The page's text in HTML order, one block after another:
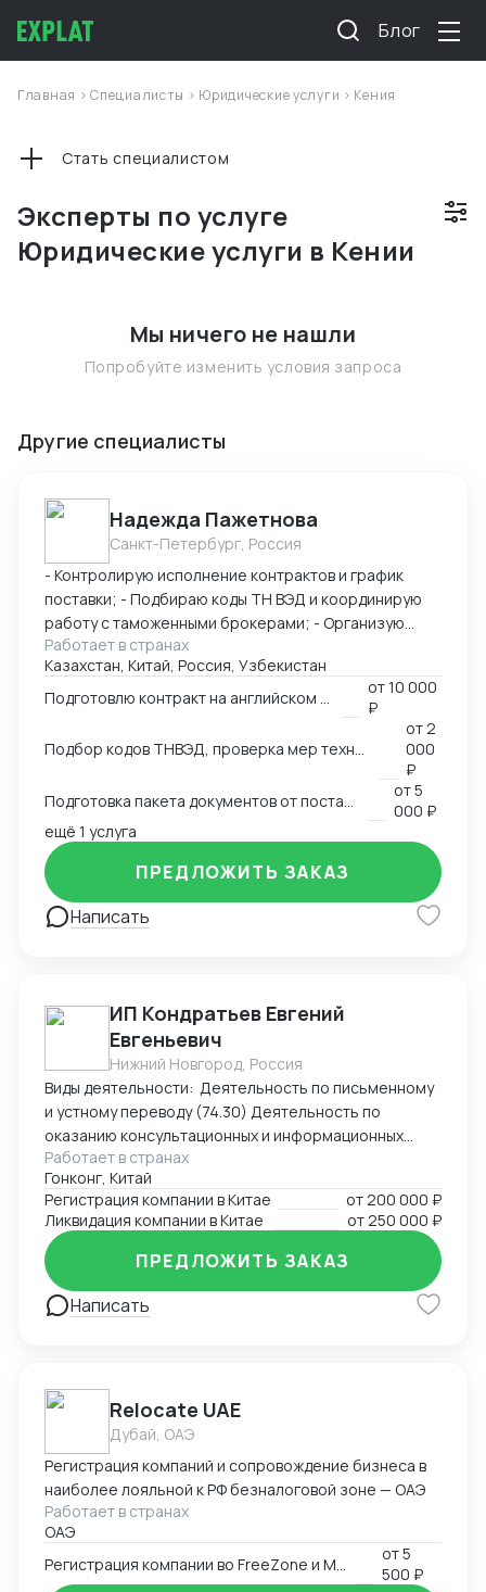
Блог
Главная >Специалисты > Юридические услуги > Кения
Эксперты по услуге
Юридические услуги в Кении
Стать специалистом
Мы ничего не нашли
Попробуйте изменить условия запроса
Другие специалисты
Надежда Пажетнова
Санкт-Петербург, Россия
- Контролирую исполнение контрактов и график
поставки; - Подбираю коды ТН ВЭД и координирую
работу с таможенными брокерами; - Организую
сертификацию и взаимодействие с
аккредитованными органами; - Снижаю расходы за
счёт оптимизации логистики и правильного кода; -
Обеспечиваю юридическую чистоту сделок,
точность инвойсов, упаковочных листов, контрактов.
Работает в странах
Казахстан, Китай, Россия, Узбекистан
от10 000
₽
Подбор кодов ТНВЭД, проверка мер технического регулирования, запретов и ограничений
от2
000
₽
от5
000 ₽
ещё 1 услуга
Написать
ПРЕДЛОЖИТЬ ЗАКАЗ
ИП Кондратьев Евгений
Евгеньевич
Нижний Новгород, Россия
Виды деятельности: Деятельность по письменному
и устному переводу (74.30) Деятельность по
оказанию консультационных и информационных
услуг (63.99.1) Услуги по бронированию прочие и
сопутствующая деятельность (79.90)
Работает в странах
Гонконг, Китай
Регистрация компании в Китае
от200 000 ₽
Ликвидация компании в Китае
от250 000 ₽
Написать
ПРЕДЛОЖИТЬ ЗАКАЗ
Relocate UAE
Дубай, ОАЭ
Регистрация компаний и сопровождение бизнеса в
наиболее лояльной к РФ безналоговой зоне — ОАЭ
Работает в странах
ОАЭ
от5
500 ₽